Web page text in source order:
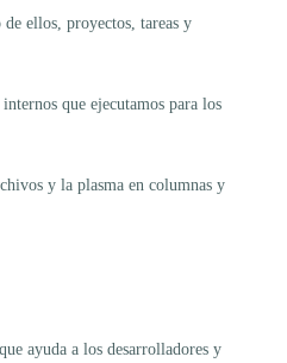
ellos, proyectos, tareas y
que ejecutamos para los
y la plasma en columnas y
ayuda a los desarrolladores y